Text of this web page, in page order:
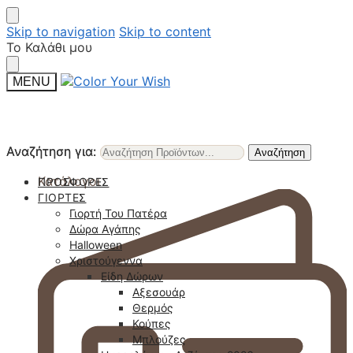
Skip to navigation Skip to content
Το Καλάθι μου
MENU
Αναζήτηση για: Αναζήτηση
Κατάλογοι
Αναζήτηση για: Αναζήτηση
ΠΡΟΣΦΟΡΈΣ
ΓΙΟΡΤΈΣ
Γιορτή Του Πατέρα
Δώρα Αγάπης
Halloween
Χριστούγεννα
Είδη Δώρων
Αξεσουάρ
Θερμός
Κούπες
Μπλούζες